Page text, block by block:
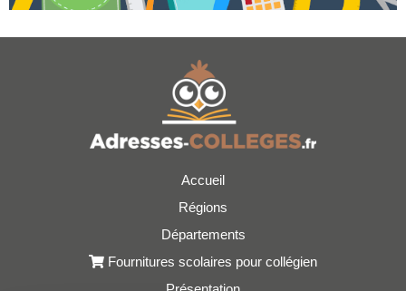
Accueil
Régions
Départements
Fournitures scolaires pour collégien